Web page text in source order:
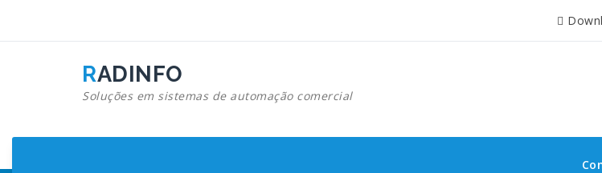
o
RADINFO
Soluções em sistemas de automação comercial